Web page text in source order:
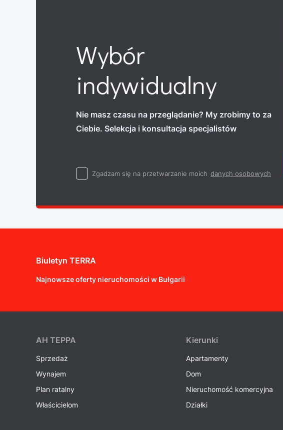
Wybór
indywidualny
Nie masz czasu na przeglądanie? My zrobimy to za
Ciebie. Selekcja i konsultacja specjalistów
Zgadzam się na przetwarzanie moich danych osobowych
Biuletyn TERRA
Najnowsze oferty nieruchomości w Bułgarii
AH ТEPPA
Sprzedaż
Wynajem
Plan ratalny
Właścicielom
Kierunki
Apartamenty
Dom
Nieruchomość komercyjna
Działki